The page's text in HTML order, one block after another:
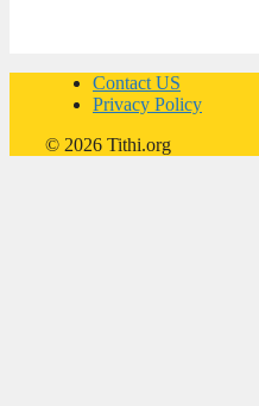
Contact US
Privacy Policy
© 2026 Tithi.org